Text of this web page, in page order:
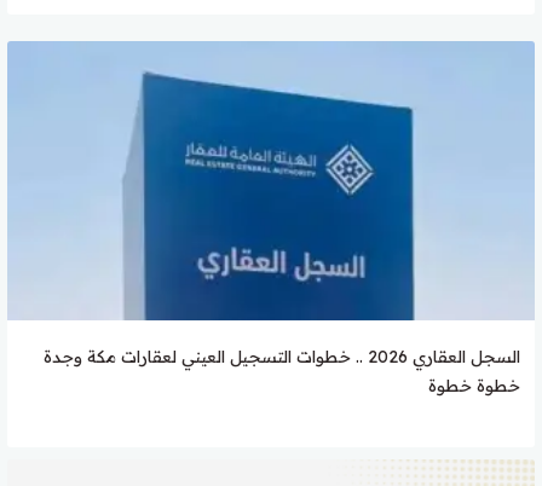
السجل العقاري 2026 .. خطوات التسجيل العيني لعقارات مكة وجدة
خطوة خطوة